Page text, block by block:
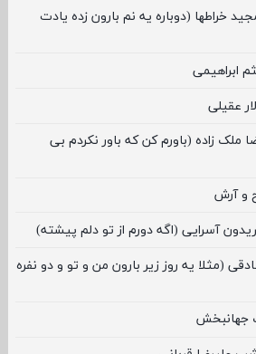
خراطها (دوباره یه نم بارون زده یادت
ابراهیمی
عقیلی
ملک زاده (باورم کن که باور نکردم بی
و آرش
آسرایی (اگه دورم از تو دلم پیشته)
(مثلا یه روز زیر بارون من و تو و دو نفره
جهانبخش